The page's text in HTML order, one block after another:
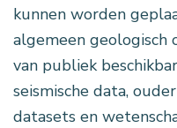
kunnen worden
algemeen geologisch
van publiek
seismische data,
datasets en